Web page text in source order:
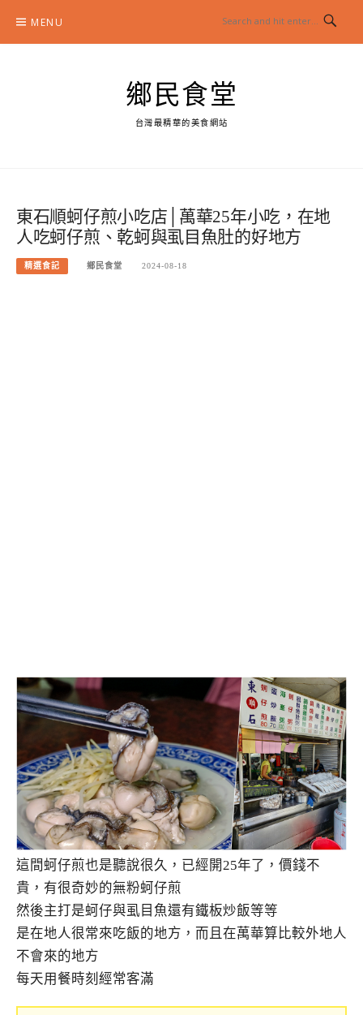
content
MENU
鄉民食堂
台灣最精華的美食網站
東石順蚵仔煎小吃店│萬華25年小吃，在地
人吃蚵仔煎、乾蚵與虱目魚肚的好地方
精選食記 鄉民食堂 2024-08-18
這間蚵仔煎也是聽說很久，已經開25年了，價錢不
貴，有很奇妙的無粉蚵仔煎
然後主打是蚵仔與虱目魚還有鐵板炒飯等等
是在地人很常來吃飯的地方，而且在萬華算比較外地人
不會來的地方
每天用餐時刻經常客滿